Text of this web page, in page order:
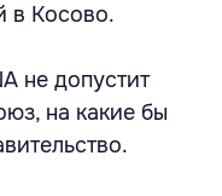
в Косово.
не допустит
на какие бы